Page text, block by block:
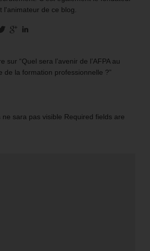
l'animateur de ce blog.
sur “Quel sera l’avenir de l’AFPA au
de la formation professionnelle ?”
sara pas visible Required fields are